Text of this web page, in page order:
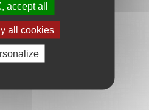
accept all
all cookies